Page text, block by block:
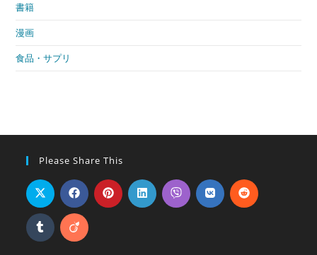
書籍
漫画
食品・サプリ
Please Share This